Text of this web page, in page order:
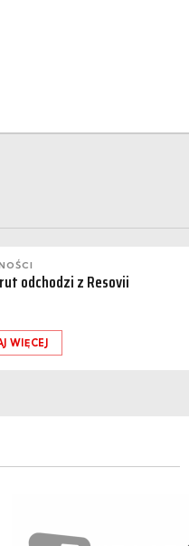
odchodzi z Resovii
WIĘCEJ